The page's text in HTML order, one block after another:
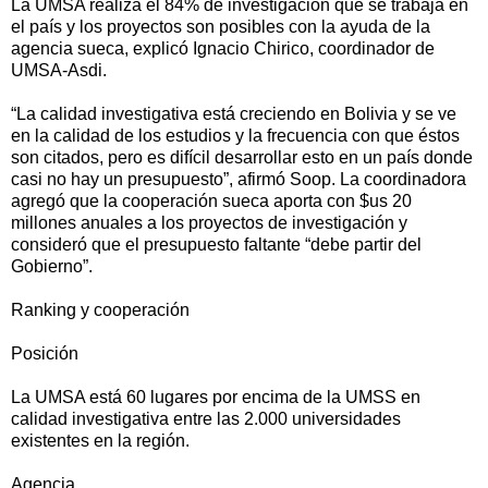
La UMSA realiza el 84% de investigación que se trabaja en
el país y los proyectos son posibles con la ayuda de la
agencia sueca, explicó Ignacio Chirico, coordinador de
UMSA-Asdi.
“La calidad investigativa está creciendo en Bolivia y se ve
en la calidad de los estudios y la frecuencia con que éstos
son citados, pero es difícil desarrollar esto en un país donde
casi no hay un presupuesto”, afirmó Soop. La coordinadora
agregó que la cooperación sueca aporta con $us 20
millones anuales a los proyectos de investigación y
consideró que el presupuesto faltante “debe partir del
Gobierno”.
Ranking y cooperación
Posición
La UMSA está 60 lugares por encima de la UMSS en
calidad investigativa entre las 2.000 universidades
existentes en la región.
Agencia